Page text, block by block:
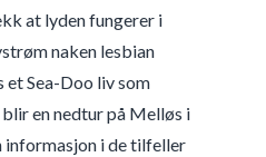
at lyden fungerer i
naken lesbian
Sea-Doo liv som
en nedtur på Melløs i
informasjon i de tilfeller